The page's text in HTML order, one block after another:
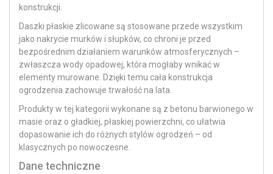
konstrukcji.
Daszki płaskie zlicowane są stosowane przede wszystkim
jako nakrycie murków i słupków, co chroni je przed
bezpośrednim działaniem warunków atmosferycznych –
zwłaszcza wody opadowej, która mogłaby wnikać w
elementy murowane. Dzięki temu cała konstrukcja
ogrodzenia zachowuje trwałość na lata.
Produkty w tej kategorii wykonane są z betonu barwionego w
masie oraz o gładkiej, płaskiej powierzchni, co ułatwia
dopasowanie ich do różnych stylów ogrodzeń – od
klasycznych po nowoczesne.
Dane techniczne